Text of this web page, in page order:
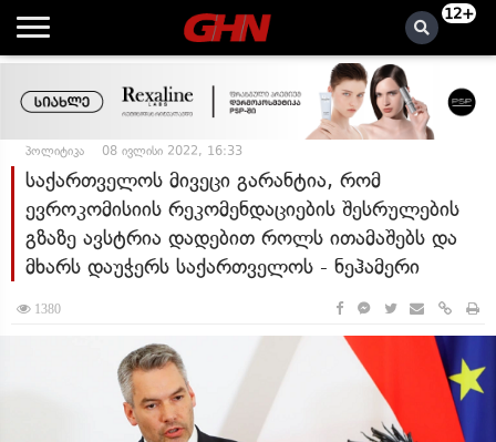
12+
პოლიტიკა 08 ივლისი 2022, 16:33
საქართველოს მივეცი გარანტია, რომ
ევროკომისიის რეკომენდაციების შესრულების
გზაზე ავსტრია დადებით როლს ითამაშებს და
მხარს დაუჭერს საქართველოს - ნეჰამერი
1380